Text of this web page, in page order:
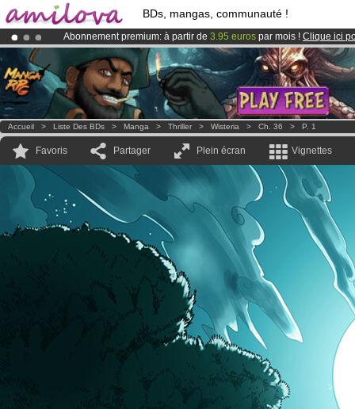
BDs, mangas, communauté !
Abonnement premium: à partir de 3.95 euros par mois ! Clique ici
LeKickstarter Amilova est désormais lancé!.
Déjà 100000membreset 1000BDs & Mangas!
Accueil > Liste Des BDs > Manga > Thriller > Wisteria > Ch. 36 > P. 1
Favoris Partager Plein écran Vignettes